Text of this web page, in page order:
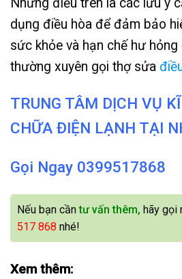
Những điều trên là các lưu ý
dụng điều hòa để đảm bảo
sức khỏe và hạn chế hư
thường xuyên gọi thợ sửa
TRUNG TÂM DỊCH VỤ
CHỮA ĐIỆN LẠNH TẠI
Gọi Ngay 0399517868
Nếu bạn cầntư vấn thêm, hãy gọi
517 868 nhé!
Xem thêm: